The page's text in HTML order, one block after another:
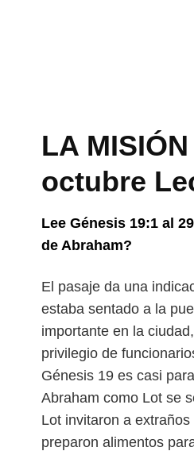
LA
octubre
Lee Génesis 19:1 al
de Abraham?
El pasaje da una
estaba sentado a la
importante en la
privilegio de
Génesis 19 es casi
Abraham como Lot se
Lot invitaron a
preparon alimentos